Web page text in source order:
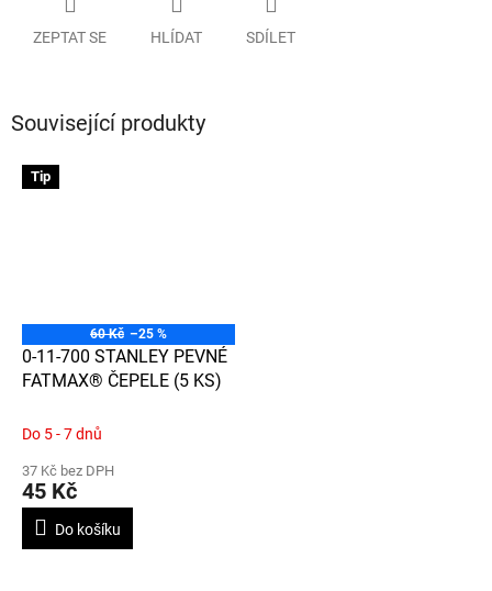
ZEPTAT SE HLÍDAT SDÍLET
Související produkty
Tip
60 Kč –25 %
0-11-700 STANLEY PEVNÉ
FATMAX® ČEPELE (5 KS)
Do 5 - 7 dnů
37 Kč bez DPH
45 Kč
Do košíku